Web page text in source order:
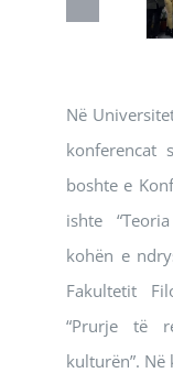
Në
konferencat
boshte e
ishte
kohën e
Fakultetit
“Prurje të
kulturën”.